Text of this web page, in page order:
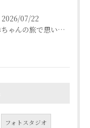
2026/07/22
赤ちゃんの旅で思い出作り愛知県名古屋市春日井市でベビーフォト映えスポットを満喫するコツ
フォトスタジオ